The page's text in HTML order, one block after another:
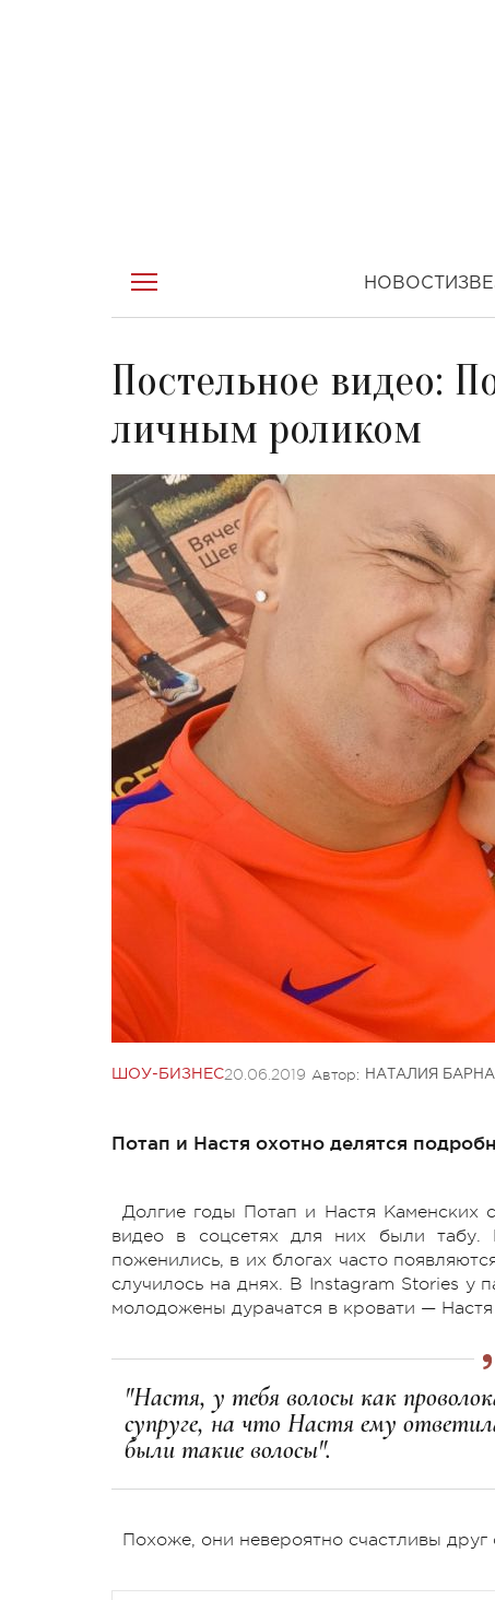
НОВОСТИ
Постельное видео:
личным роликом
ШОУ-БИЗНЕС20.06.2019 Автор: НАТАЛИЯ БАРНА
Потап и Настя охотно делятся
Долгие годы Потап и Настя
видео в соцсетях для них были табу.
поженились, в их блогах часто
случилось на днях. В Instagram Stories у
молодожены дурачатся в кровати —
"Настя, у тебя волосы как
супруге, на что Настя ему
были такие волосы".
Похоже, они невероятно счастливы друг